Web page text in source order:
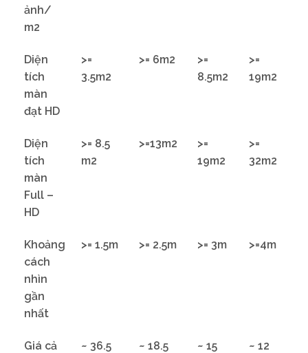
ảnh/
m2
Diện
tích
màn
đạt HD
>=
3.5m2
>= 6m2
>=
8.5m2
>=
19m2
Diện
tích
màn
Full –
HD
>= 8.5
m2
>=13m2
>=
19m2
>=
32m2
Khoảng
cách
nhìn
gần
nhất
>= 1.5m >= 2.5m >= 3m >=4m
Giá cả
~ 36.5
~ 18.5
~ 15
~ 12